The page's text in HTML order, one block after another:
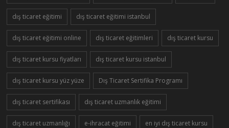
dış ticaret eğitimi dış ticaret eğitimi istanbul
dış ticaret eğitimi online dış ticaret eğitimleri dış ticaret kursu
dış ticaret kursu fiyatları dış ticaret kursu istanbul
dış ticaret kursu yüz yüze Dış Ticaret Sertifika Programı
dış ticaret sertifikası dış ticaret uzmanlık eğitimi
dış ticaret uzmanlığı e-ihracat eğitimi en iyi dış ticaret kursu